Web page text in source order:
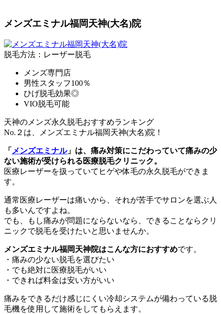
メンズエミナル福岡天神(大名)院
脱毛方法：レーザー脱毛
メンズ専門店
男性スタッフ100％
ひげ脱毛効果◎
VIO脱毛可能
天神のメンズ永久脱毛おすすめランキング
No.２は、メンズエミナル福岡天神(大名)院！
「 メンズエミナル」は、痛み対策にこだわっていて痛みの少
ない施術が受けられる医療脱毛クリニック。
医療レーザーを扱っていてヒゲや体毛の永久脱毛ができま
す。
通常医療レーザーは痛いから、それが苦手でサロンを選ぶ人
も多いんですよね。
でも、もし痛みが問題にならないなら、できることならクリ
ニックで脱毛を受けたいと思いませんか。
メンズエミナル福岡天神院はこんな方におすすめです。
・痛みの少ない脱毛を選びたい
・でも絶対に医療脱毛がいい
・できれば料金は安い方がいい
痛みをできるだけ感じにくい冷却システムが備わっている脱
毛機を使用して施術をしてもらえます。